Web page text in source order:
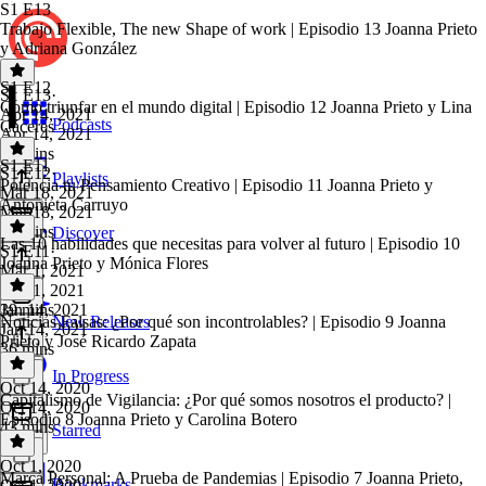
Podcasts
Playlists
Discover
New Releases
In Progress
Starred
S1 E13
Trabajo Flexible, The new Shape of work | Episodio 13 Joanna Prieto
y Adriana González
S1 E13·
Apr 14, 2021
Apr 14, 2021
42 mins
S1 E12
Como triunfar en el mundo digital | Episodio 12 Joanna Prieto y Lina
Cáceres
S1 E12·
Mar 18, 2021
Mar 18, 2021
56 mins
S1 E11
Potencia tu Pensamiento Creativo | Episodio 11 Joanna Prieto y
Antonieta Carruyo
S1 E11 ·
Mar 1, 2021
Mar 1, 2021
39 mins
Las 10 habilidades que necesitas para volver al futuro | Episodio 10
Joanna Prieto y Mónica Flores
Jan 14, 2021
Jan 14, 2021
36 mins
Noticias Falsas: ¿Por qué son incontrolables? | Episodio 9 Joanna
Prieto y José Ricardo Zapata
Oct 14, 2020
Oct 14, 2020
43 mins
Capitalismo de Vigilancia: ¿Por qué somos nosotros el producto? |
Episodio 8 Joanna Prieto y Carolina Botero
Oct 1, 2020
Marca Personal: A Prueba de Pandemias | Episodio 7 Joanna Prieto,